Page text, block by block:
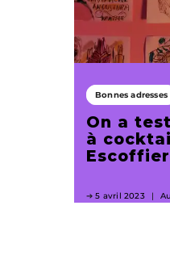
Bonnes adresses
On a
à
Escoffier
5 avril 2023